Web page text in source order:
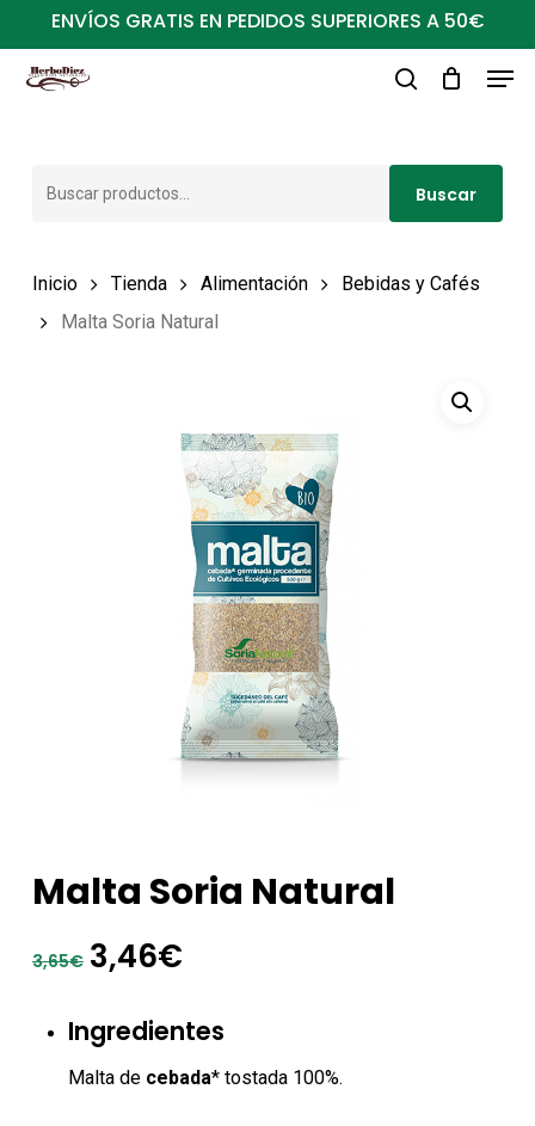
al
contenido
ENVÍOS GRATIS EN PEDIDOS SUPERIORES A 50€
Buscar
Inicio Tienda Alimentación
Bebidas y Cafés
Malta Soria Natural
Malta Soria Natural
3,65€ El
original
era:
3,65€.
3,46€El
actual
es:
3,46€.
Ingredientes
Malta de cebada* tostada 100%.
Close